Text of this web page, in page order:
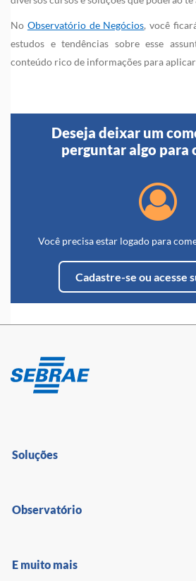
No Observatório de Negócios, você
estudos e tendências sobre esse
conteúdo rico de informações para
Deseja deixar um
perguntar algo para
Você precisa estar logado para
Cadastre-se ou acesse
Soluções
Observatório
E muito mais